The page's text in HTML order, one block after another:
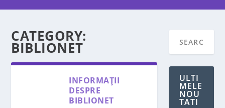
CATEGORY:
BIBLIONET
INFORMAŢII
DESPRE
BIBLIONET
ULTI
MELE
NOU
TATI